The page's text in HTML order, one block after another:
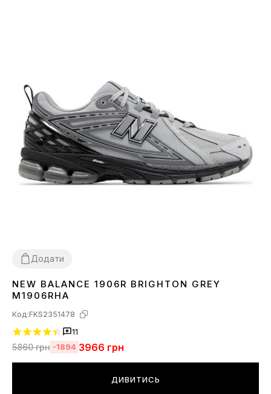
Додати
3637 3839404142 4344 45
NEW BALANCE 1906R BRIGHTON GREY
M1906RHA
Код:FKS2351478
11
5860грн -1894 3966 грн
ДИВИТИСЬ